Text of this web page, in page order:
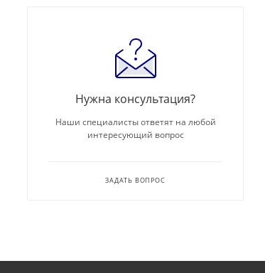
Нужна консультация?
Наши специалисты ответят на любой
интересующий вопрос
ЗАДАТЬ ВОПРОС